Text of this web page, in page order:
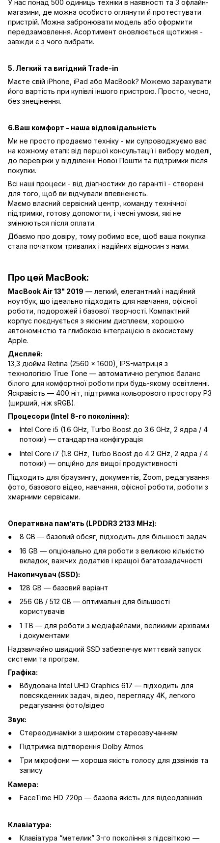
У нас понад 500 одиниць техніки в наявності та 3 офлайн-
магазини, де можна особисто оглянути й протестувати
пристрій. Можна забронювати модель або оформити
передзамовлення. Асортимент оновлюється щотижня -
завжди є з чого вибрати.
5. Легкий та вигідний Trade-in
Маєте свій iPhone, iPad або MacBook? Можемо зарахувати
його вартість при купівлі іншого пристрою. Просто, чесно,
без знецінення.
6.Ваш комфорт - наша відповідальність
Ми не просто продаємо техніку - ми супроводжуємо вас
на кожному етапі: від першої консультації і вибору моделі,
до перевірки у відділенні Нової Пошти та підтримки після
покупки.
Всі наші процеси - від діагностики до гарантії - створені
для того, щоб ви відчували впевненість.
Маємо власний сервісний центр, команду технічної
підтримки, готову допомогти, і чесні умови, які не
змінюються після оплати.
Дбаємо про довіру, тому робимо все, щоб ваша покупка
стала початком тривалих і надійних відносин з нами.
Про цей MacBook:
MacBook Air 13" 2019 — легкий, елегантний і надійний
ноутбук, що ідеально підходить для навчання, офісної
роботи, подорожей і базової творчості. Компактний
корпус поєднується з якісним дисплеєм, хорошою
автономністю та глибокою інтеграцією в екосистему
Apple.
Дисплей:
13,3 дюйма Retina (2560 × 1600), IPS-матриця з
технологією True Tone — автоматично регулює баланс
білого для комфортної роботи при будь-якому освітленні.
Яскравість — 400 ніт, підтримка кольорового простору P3
(ширший, ніж sRGB).
Процесори (Intel 8-го покоління):
Intel Core i5 (1.6 GHz, Turbo Boost до 3.6 GHz, 2 ядра / 4
потоки) — стандартна конфігурація
Intel Core i7 (1.8 GHz, Turbo Boost до 4.2 GHz, 2 ядра / 4
потоки) — опційно для вищої продуктивності
Підходить для браузингу, документів, Zoom, редагування
фото, базового відео, навчання, офісної роботи, роботи з
хмарними сервісами.
Оперативна памʼять (LPDDR3 2133 MHz):
8 GB — базовий обсяг, підходить для більшості задач
16 GB — опціонально для роботи з великою кількістю
вкладок, важчих додатків і кращої багатозадачності
Накопичувач (SSD):
128 GB — базовий варіант
256 GB / 512 GB — оптимальні для більшості
користувачів
1 TB — для роботи з медіафайлами, великими архівами
і документами
Надзвичайно швидкий SSD забезпечує миттєвий запуск
системи та програм.
Графіка:
Вбудована Intel UHD Graphics 617 — підходить для
повсякденних задач, відео, перегляду 4K, легкого
редагування фото/відео
Звук:
Стереодинаміки з широким стереозвучанням
Підтримка відтворення Dolby Atmos
Три мікрофони — хороша якість голосу для дзвінків та
запису
Камера:
FaceTime HD 720p — базова якість для відеодзвінків
Клавіатура:
Клавіатура “метелик” 3-го покоління з підсвіткою —